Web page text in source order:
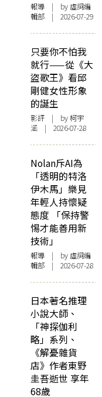
報導 | by 虛詞編
輯部 | 2026-07-29
只要你不怕我
就行——從《大
盜歌王》看邱
剛健女性形象
的誕生
影評 | by 柯宇
涵 | 2026-07-28
Nolan斥AI為
「透明的特洛
伊木馬」樂見
年輕人持懷疑
態度 「保持警
惕才能善用新
技術」
報導 | by 虛詞編
輯部 | 2026-07-28
日本著名推理
小說大師、
「神探伽利
略」系列、
《解憂雜貨
店》作者東野
圭吾逝世 享年
68歲